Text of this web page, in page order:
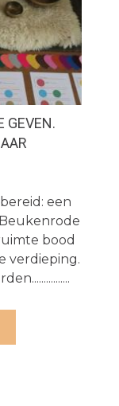
GEVEN.
een
bood
verdieping.